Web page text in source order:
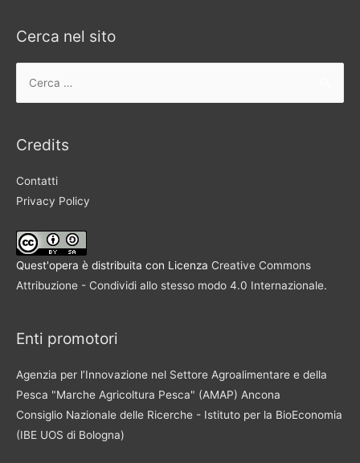
oli
vergini
Oliva,
particolare
agli
oli
Cerca nel sito
Credits
Contatti
Privacy Policy
Quest'opera è distribuita con Licenza Creative Commons
Attribuzione - Condividi allo stesso modo 4.0 Internazionale.
Enti promotori
Agenzia per l’Innovazione nel Settore Agroalimentare e della
Pesca "Marche Agricoltura Pesca" (AMAP) Ancona
Consiglio Nazionale delle Ricerche - Istituto per la BioEconomia
(IBE UOS di Bologna)